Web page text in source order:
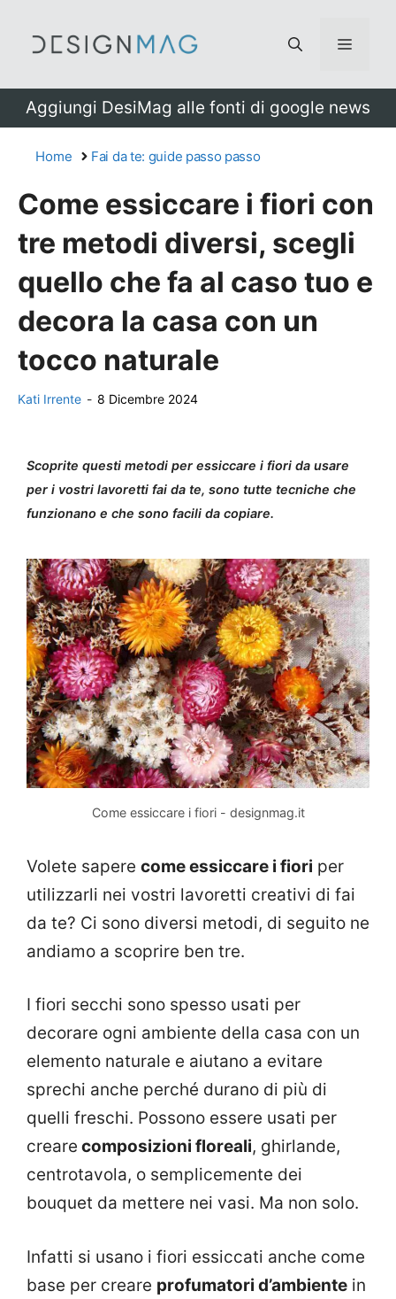
Menu
Aggiungi DesiMag alle fonti di google news
Home Fai da te: guide passo passo
Come essiccare i fiori con
tre metodi diversi, scegli
quello che fa al caso tuo e
decora la casa con un
tocco naturale
Kati Irrente - 8 Dicembre 2024
Scoprite questi metodi per essiccare i fiori da usare
per i vostri lavoretti fai da te, sono tutte tecniche che
funzionano e che sono facili da copiare.
Come essiccare i fiori - designmag.it
Volete sapere come essiccare i fiori per
utilizzarli nei vostri lavoretti creativi di fai
da te? Ci sono diversi metodi, di seguito ne
andiamo a scoprire ben tre.
I fiori secchi sono spesso usati per
decorare ogni ambiente della casa con un
elemento naturale e aiutano a evitare
sprechi anche perché durano di più di
quelli freschi. Possono essere usati per
creare composizioni floreali, ghirlande,
centrotavola, o semplicemente dei
bouquet da mettere nei vasi. Ma non solo.
Infatti si usano i fiori essiccati anche come
base per creare profumatori d’ambiente in